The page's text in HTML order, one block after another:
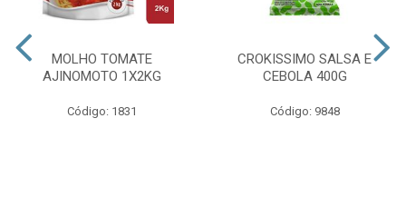
MOLHO TOMATE
AJINOMOTO 1X2KG
Código: 1831
CROKISSIMO SALSA E
CEBOLA 400G
Código: 9848